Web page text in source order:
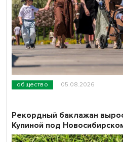
общество 05.08.2026
Рекордный баклажан
Купиной под